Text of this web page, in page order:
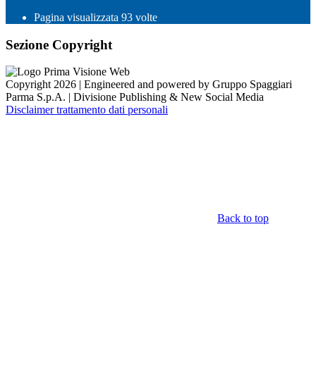
Pagina visualizzata 93 volte
Sezione Copyright
Copyright 2026 | Engineered and powered by Gruppo Spaggiari
Parma S.p.A. | Divisione Publishing & New Social Media
Disclaimer trattamento dati personali
Back to top